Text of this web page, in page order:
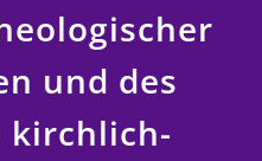
und des
kirchlich-